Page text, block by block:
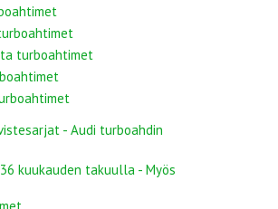
turboahtimet
- Audi turboahdin
kuukauden takuulla - Myös